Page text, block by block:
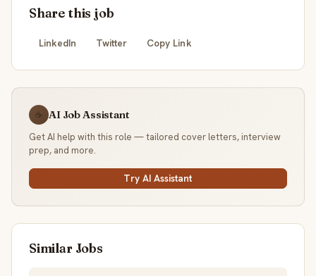
Share this job
LinkedIn Twitter Copy Link
☕ AI Job Assistant
Get AI help with this role — tailored cover letters, interview
prep, and more.
Try AI Assistant
Similar Jobs